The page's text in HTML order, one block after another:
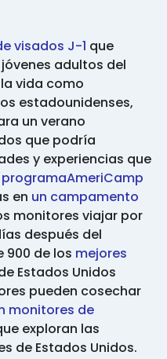
visados J-1 que
adultos del
vida como
estadounidenses,
un verano
que podría
y experiencias que
programaAmeriCamp
en un campamento
monitores viajar por
después del
900 de los mejores
Estados Unidos
pueden cosechar
monitores de
exploran las
de Estados Unidos.